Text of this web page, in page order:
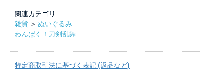
関連カテゴリ
雑貨 ＞ ぬいぐるみ
わんぱく！刀剣乱舞
特定商取引法に基づく表記 (返品など)